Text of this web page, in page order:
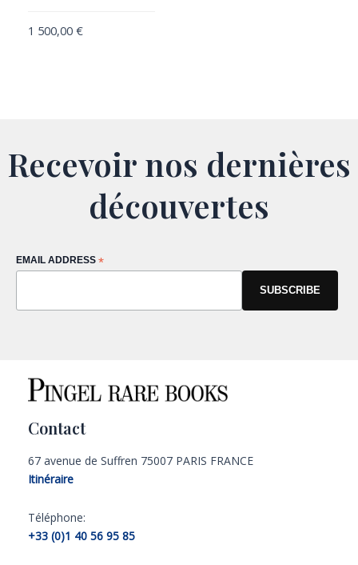
1 500,00 €
Recevoir nos dernières
découvertes
EMAIL ADDRESS *
Contact
67 avenue de Suffren 75007 PARIS FRANCE
Itinéraire
Téléphone:
+33 (0)1 40 56 95 85